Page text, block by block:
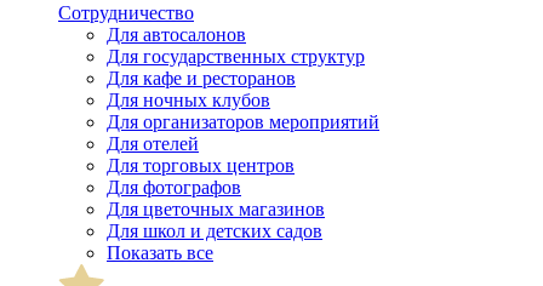
Сотрудничество
Для автосалонов
Для государственных структур
Для кафе и ресторанов
Для ночных клубов
Для организаторов мероприятий
Для отелей
Для торговых центров
Для фотографов
Для цветочных магазинов
Для школ и детских садов
Показать все